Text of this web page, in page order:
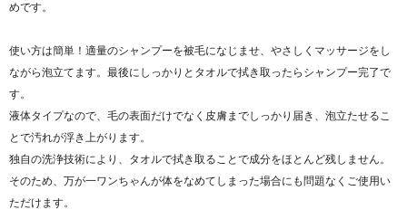
めです。
使い方は簡単！適量のシャンプーを被毛になじませ、やさしくマッサージをし
ながら泡立てます。最後にしっかりとタオルで拭き取ったらシャンプー完了で
す。
液体タイプなので、毛の表面だけでなく皮膚までしっかり届き、泡立たせるこ
とで汚れが浮き上がります。
独自の洗浄技術により、タオルで拭き取ることで成分をほとんど残しません。
そのため、万が一ワンちゃんが体をなめてしまった場合にも問題なくご使用い
ただけます。